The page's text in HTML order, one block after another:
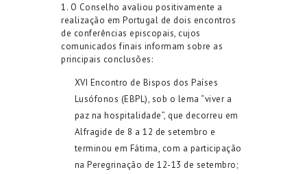
1. O Conselho avaliou positivamente a
realização em Portugal de dois encontros
de conferências episcopais, cujos
comunicados finais informam sobre as
principais conclusões:
XVI Encontro de Bispos dos Países
Lusófonos (EBPL), sob o lema “viver a
paz na hospitalidade”, que decorreu em
Alfragide de 8 a 12 de setembro e
terminou em Fátima, com a participação
na Peregrinação de 12-13 de setembro;